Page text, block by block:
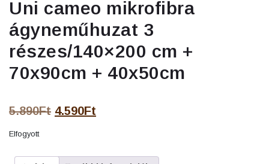
Uni cameo mikrofibra
ágyneműhuzat 3
részes/140×200 cm +
70x90cm + 40x50cm
5.890Ft Original
4.590Ft
Elfogyott